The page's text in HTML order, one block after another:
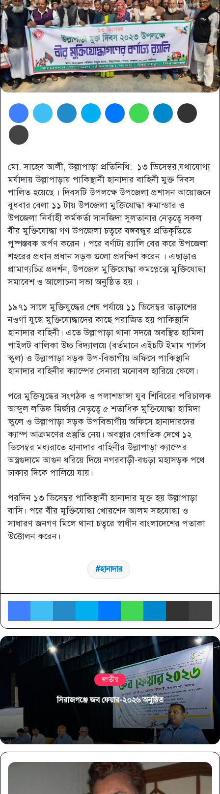
Facebook
Twitter LinkedInSkype MessengerWhatsAppTelegram
প্রিন্ট
মো. সাহেব আলী, উল্লাপাড়া প্রতিনিধি: ১৩ ডিসেম্বর,যথাযোগ্য
মর্যাদায় উল্লাপাড়ায় পাকিস্থানী হানাদার বাহিনী মুক্ত দিবস
পালিত হয়েছে । দিবসটি উপলক্ষে উপজেলা প্রশাসন আয়োজনে
বুধবার বেলা ১১ টায় উপজেলা মুক্তিযোদ্ধা কমান্ডার ও
উপজেলা নির্বাহী কর্মকর্তা সানজিদা সুলতানার নেতৃত্বে সকল
বীর মুক্তিযোদ্ধা গণ উপজেলা চত্বরে বঙ্গবন্ধুর প্রতিকৃতিতে
পুষ্পস্তবক অর্পণ করেন । পরে বর্ণাট্য র‌্যালি বের করে উপজেলা
শহরের প্রধান প্রধান সড়ক গুলো প্রদক্ষিণ করেন । এছাড়াও
প্রামাণ্যচিত্র প্রদর্শন, উপজেল মুক্তিযোদ্ধা কমপ্লেক্সে মুক্তিযোদ্ধা
সমাবেশ ও আলোচনা সভা অনুষ্ঠিত হয় ।
১৯৭১ সালে মুক্তিযুদ্ধের শেষ পর্যায়ে ১১ ডিসেম্বর তাড়াশের
নওগাঁ যুদ্ধে মুক্তিযোদ্ধাদের কাছে পরাজিত হয় পাকিস্থানি
হানাদার বাহিনী। এতে উল্লাপাড়া থানা সদরে অবস্থিত হামিদা
পাইলট বালিকা উচ্চ বিদ্যালয়ে (বর্তমানে এইচটি ইমাম গার্লস
স্কুল) ও উল্লাপাড়া সড়ক উপ-বিভাগীয় অফিসে পাকিস্থানি
হানাদার বাহিনীর ক্যাম্পের সেনারা মনোবল হারিয়ে ফেলে।
পরে মুক্তিযুদ্ধের সংগঠক ও পলাশডাঙ্গা যুব শিবিরের পরিচালক
আব্দুল লতিফ মির্জার নেতৃত্বে ৫ শতাধিক মুক্তিযোদ্ধা হামিদা
স্কুলে ও উল্লাপাড়া সড়ক উপবিভাগীয় অফিসে হানাদারদের
ক্যাম্প আক্রমণের প্রস্তুতি নেয়। অবস্থার বেগতিক দেখে ১২
ডিসেম্বর মধ্যরাতে হানাদার বাহিনীর উল্লাপাড়া ক্যাম্পের
অস্ত্রগুদামে আগুন ধরিয়ে দিয়ে নগরবাড়ী-বগুড়া মহাসড়ক পথে
ঢাকার দিকে পালিয়ে যায়।
পরদিন ১৩ ডিসেম্বর পাকিস্থানী হানাদার মুক্ত হয় উল্লাপাড়া
বাসি। পরে বীর মুক্তিযোদ্ধা খোরশেদ আলম সহযোদ্ধা ও
সাধারণ জনগণ মিলে থানা চত্বরে স্বাধীন বাংলাদেশের পতাকা
উত্তোলন করেন।
হানাদার
Facebook
TwitterLinkedInSkypeMessengerWhatsAppTelegram
Share via Email
জাতীয়
সিরাজগঞ্জে জব ফেয়ার-২০২৬ অনুষ্ঠিত